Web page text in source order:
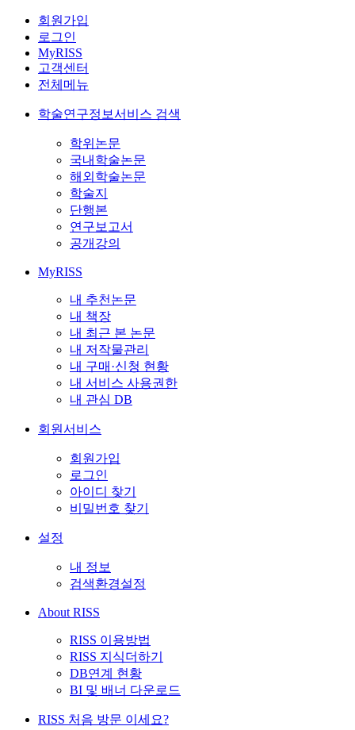
회원가입
로그인
MyRISS
고객센터
전체메뉴
학술연구정보서비스 검색
학위논문
국내학술논문
해외학술논문
학술지
단행본
연구보고서
공개강의
MyRISS
내 추천논문
내 책장
내 최근 본 논문
내 저작물관리
내 구매·신청 현황
내 서비스 사용권한
내 관심 DB
회원서비스
회원가입
로그인
아이디 찾기
비밀번호 찾기
설정
내 정보
검색환경설정
About RISS
RISS 이용방법
RISS 지식더하기
DB연계 현황
BI 및 배너 다운로드
RISS 처음 방문 이세요?